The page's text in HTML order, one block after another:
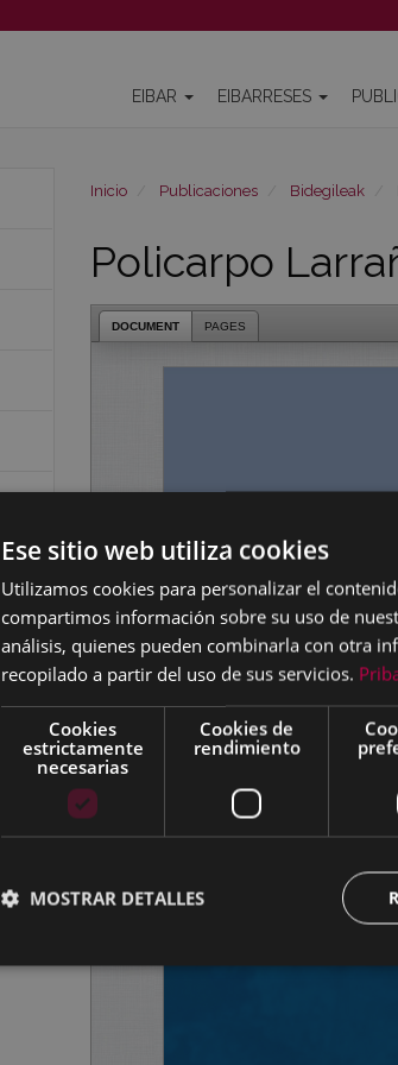
EIBAR EIBARRESES
Inicio Publicaciones Bidegileak
Policarpo
DOCUMENT PAGES
Ese sitio web utiliza cookies
Utilizamos cookies para personalizar el
compartimos información sobre su uso de
análisis, quienes pueden combinarla con otra
recopilado a partir del uso de sus servicios.
Cookies
estrictamente
necesarias
Cookies de
rendimiento
MOSTRAR DETALLES